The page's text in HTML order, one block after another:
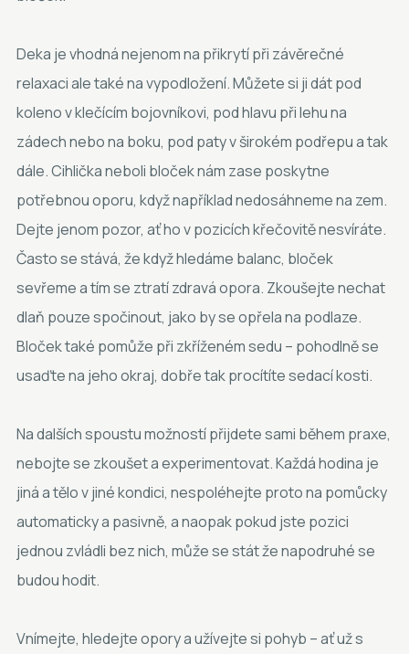
Deka je vhodná nejenom na přikrytí při závěrečné
relaxaci ale také na vypodložení. Můžete si ji dát pod
koleno v klečícím bojovníkovi, pod hlavu při lehu na
zádech nebo na boku, pod paty v širokém podřepu a tak
dále. Cihlička neboli bloček nám zase poskytne
potřebnou oporu, když například nedosáhneme na zem.
Dejte jenom pozor, ať ho v pozicích křečovitě nesvíráte.
Často se stává, že když hledáme balanc, bloček
sevřeme a tím se ztratí zdravá opora. Zkoušejte nechat
dlaň pouze spočinout, jako by se opřela na podlaze.
Bloček také pomůže při zkříženém sedu – pohodlně se
usaďte na jeho okraj, dobře tak procítíte sedací kosti.
Na dalších spoustu možností přijdete sami během praxe,
nebojte se zkoušet a experimentovat. Každá hodina je
jiná a tělo v jiné kondici, nespoléhejte proto na pomůcky
automaticky a pasivně, a naopak pokud jste pozici
jednou zvládli bez nich, může se stát že napodruhé se
budou hodit.
Vnímejte, hledejte opory a užívejte si pohyb – ať už s